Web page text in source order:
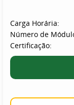
Carga Horária:
Número de
Certificação: